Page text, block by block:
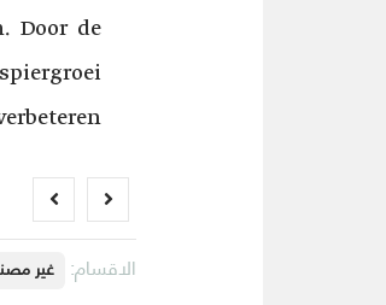
Door de
الاقسام: غير